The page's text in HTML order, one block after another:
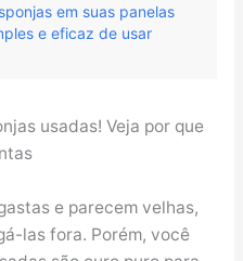
em suas panelas
e eficaz de usar
usadas! Veja por que
e parecem velhas,
las fora. Porém, você